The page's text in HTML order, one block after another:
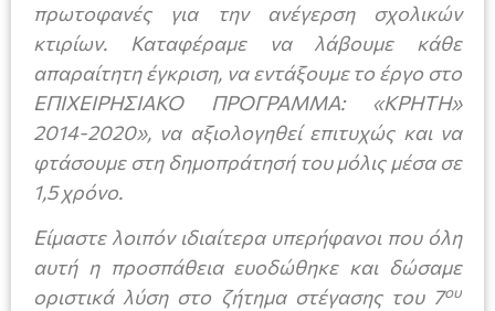
πρωτοφανές για την ανέγερση σχολικών
κτιρίων. Καταφέραμε να λάβουμε κάθε
απαραίτητη έγκριση, να εντάξουμε το έργο στο
ΕΠΙΧΕΙΡΗΣΙΑΚΟ ΠΡΟΓΡΑΜΜΑ: «ΚΡΗΤΗ»
2014-2020», να αξιολογηθεί επιτυχώς και να
φτάσουμε στη δημοπράτησή του μόλις μέσα σε
1,5 χρόνο.
Είμαστε λοιπόν ιδιαίτερα υπερήφανοι που όλη
αυτή η προσπάθεια ευοδώθηκε και δώσαμε
οριστικά λύση στο ζήτημα στέγασης του 7ου